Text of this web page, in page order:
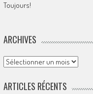
Toujours!
ARCHIVES
Archives
ARTICLES RÉCENTS